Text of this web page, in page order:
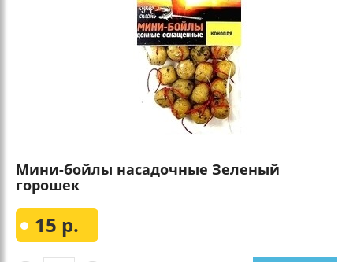
Мини-бойлы насадочные Зеленый
горошек
15 р.